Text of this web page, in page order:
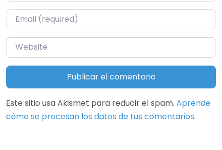
Email*
Website
Este sitio usa Akismet para reducir el spam. Aprende
cómo se procesan los datos de tus comentarios.